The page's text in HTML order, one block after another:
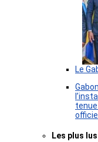
Le
Les plus lus